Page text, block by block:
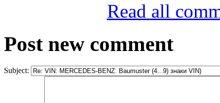
Read all
Post new comment
Subject: